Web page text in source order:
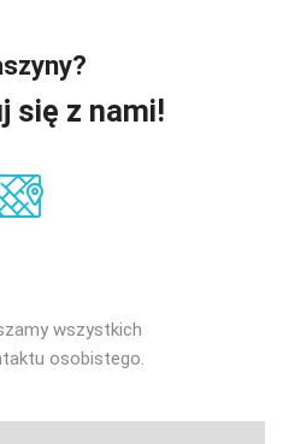
się z nami!
wszystkich
osobistego.